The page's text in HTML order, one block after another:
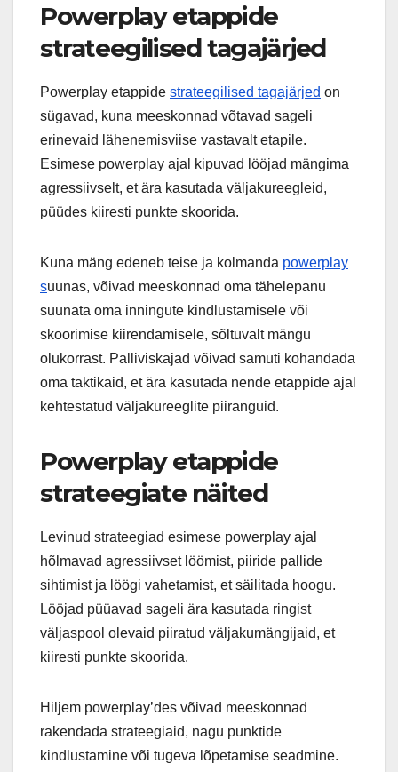
Powerplay etappide
strateegilised tagajärjed
Powerplay etappide strateegilised tagajärjed on
sügavad, kuna meeskonnad võtavad sageli
erinevaid lähenemisviise vastavalt etapile.
Esimese powerplay ajal kipuvad lööjad mängima
agressiivselt, et ära kasutada väljakureegleid,
püüdes kiiresti punkte skoorida.
Kuna mäng edeneb teise ja kolmanda powerplay
suunas, võivad meeskonnad oma tähelepanu
suunata oma inningute kindlustamisele või
skoorimise kiirendamisele, sõltuvalt mängu
olukorrast. Palliviskajad võivad samuti kohandada
oma taktikaid, et ära kasutada nende etappide ajal
kehtestatud väljakureeglite piiranguid.
Powerplay etappide
strateegiate näited
Levinud strateegiad esimese powerplay ajal
hõlmavad agressiivset löömist, piiride pallide
sihtimist ja löögi vahetamist, et säilitada hoogu.
Lööjad püüavad sageli ära kasutada ringist
väljaspool olevaid piiratud väljakumängijaid, et
kiiresti punkte skoorida.
Hiljem powerplay’des võivad meeskonnad
rakendada strateegiaid, nagu punktide
kindlustamine või tugeva lõpetamise seadmine.